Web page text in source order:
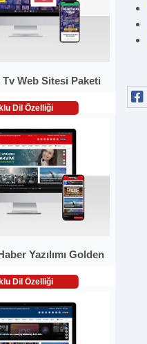
Tv Web Sitesi Paketi
Dil Özelliği
Yazılımı Golden
Dil Özelliği